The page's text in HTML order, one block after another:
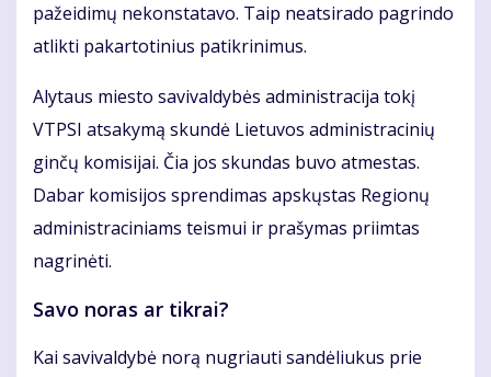
pažeidimų nekonstatavo. Taip neatsirado pagrindo
atlikti pakartotinius patikrinimus.
Alytaus miesto savivaldybės administracija tokį
VTPSI atsakymą skundė Lietuvos administracinių
ginčų komisijai. Čia jos skundas buvo atmestas.
Dabar komisijos sprendimas apskųstas Regionų
administraciniams teismui ir prašymas priimtas
nagrinėti.
Savo noras ar tikrai?
Kai savivaldybė norą nugriauti sandėliukus prie